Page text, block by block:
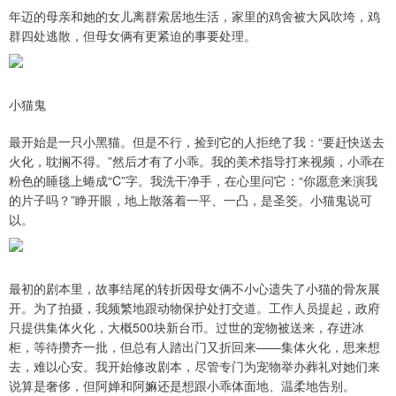
年迈的母亲和她的女儿离群索居地生活，家里的鸡舍被大风吹垮，鸡
群四处逃散，但母女俩有更紧迫的事要处理。
小猫鬼
最开始是一只小黑猫。但是不行，捡到它的人拒绝了我：“要赶快送去
火化，耽搁不得。”然后才有了小乖。我的美术指导打来视频，小乖在
粉色的睡毯上蜷成“C”字。我洗干净手，在心里问它：“你愿意来演我
的片子吗？”睁开眼，地上散落着一平、一凸，是圣筊。小猫鬼说可
以。
最初的剧本里，故事结尾的转折因母女俩不小心遗失了小猫的骨灰展
开。为了拍摄，我频繁地跟动物保护处打交道。工作人员提起，政府
只提供集体火化，大概500块新台币。过世的宠物被送来，存进冰
柜，等待攒齐一批，但总有人踏出门又折回来——集体火化，思来想
去，难以心安。我开始修改剧本，尽管专门为宠物举办葬礼对她们来
说算是奢侈，但阿婵和阿嫲还是想跟小乖体面地、温柔地告别。